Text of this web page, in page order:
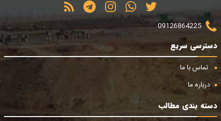
09126864225
دسترسی سریع
تماس با ما
درباره ما
دسته بندی مطالب